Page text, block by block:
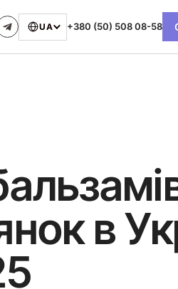
UA +380 (50) 508 08-58
в